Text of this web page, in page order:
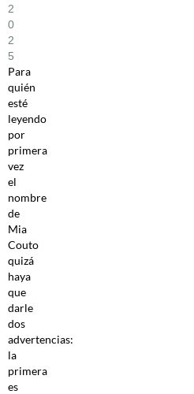
2
0
2
5
Para
quién
esté
leyendo
por
primera
vez
el
nombre
de
Mia
Couto
quizá
haya
que
darle
dos
advertencias:
la
primera
es